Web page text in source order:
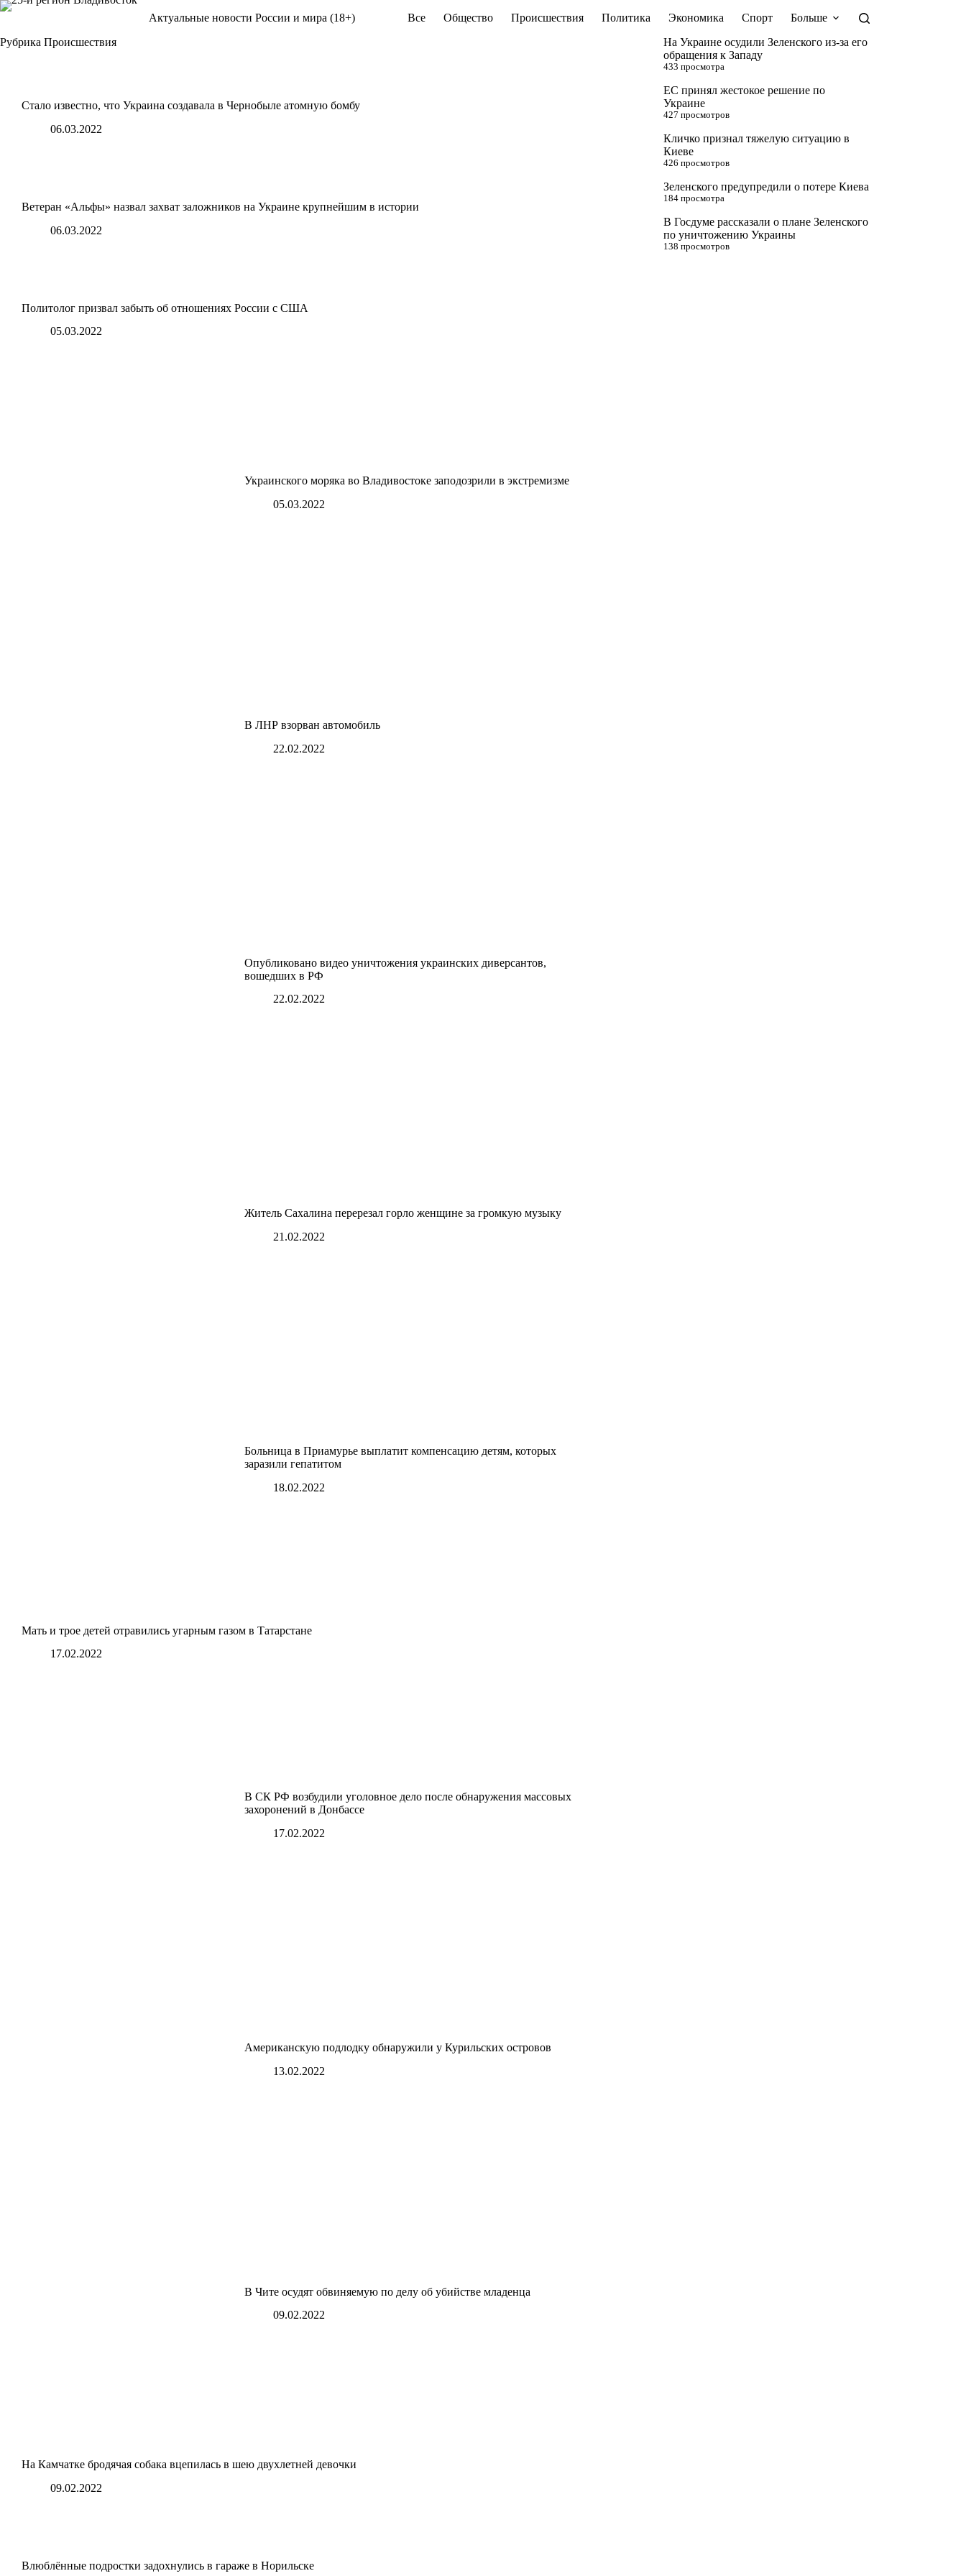
Перейти
Актуальные новости России и мира (18+) Все Общество Происшествия Политика Экономика Спорт
Больше
Рубрика Происшествия
Стало известно, что Украина создавала в Чернобыле атомную бомбу
06.03.2022
Ветеран «Альфы» назвал захват заложников на Украине крупнейшим в истории
06.03.2022
Политолог призвал забыть об отношениях России с США
05.03.2022
Украинского моряка во Владивостоке заподозрили в экстремизме
05.03.2022
В ЛНР взорван автомобиль
22.02.2022
Опубликовано видео уничтожения украинских диверсантов,
вошедших в РФ
22.02.2022
Житель Сахалина перерезал горло женщине за громкую музыку
21.02.2022
Больница в Приамурье выплатит компенсацию детям, которых
заразили гепатитом
18.02.2022
Мать и трое детей отравились угарным газом в Татарстане
17.02.2022
В СК РФ возбудили уголовное дело после обнаружения массовых
захоронений в Донбассе
17.02.2022
Американскую подлодку обнаружили у Курильских островов
13.02.2022
В Чите осудят обвиняемую по делу об убийстве младенца
09.02.2022
На Камчатке бродячая собака вцепилась в шею двухлетней девочки
09.02.2022
Влюблённые подростки задохнулись в гараже в Норильске
На Украине осудили Зеленского из-за его
обращения к Западу
433 просмотра
ЕС принял жестокое решение по
Украине
427 просмотров
Кличко признал тяжелую ситуацию в
Киеве
426 просмотров
Зеленского предупредили о потере Киева
184 просмотра
В Госдуме рассказали о плане Зеленского
по уничтожению Украины
138 просмотров